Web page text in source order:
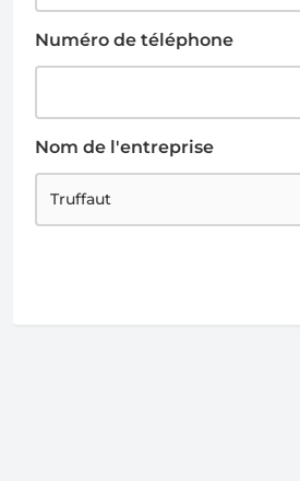
Numéro de téléphone
Nom de l'entreprise